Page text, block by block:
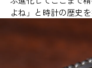
よね」と時計の歴史を